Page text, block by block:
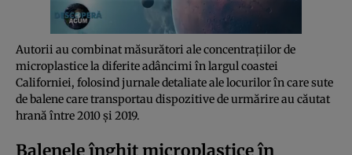
Autorii au combinat măsurători ale concentrațiilor de
microplastice la diferite adâncimi în largul coastei
Californiei, folosind jurnale detaliate ale locurilor în care sute
de balene care transportau dispozitive de urmărire au căutat
hrană între 2010 și 2019.
Balenele înghit microplastice în